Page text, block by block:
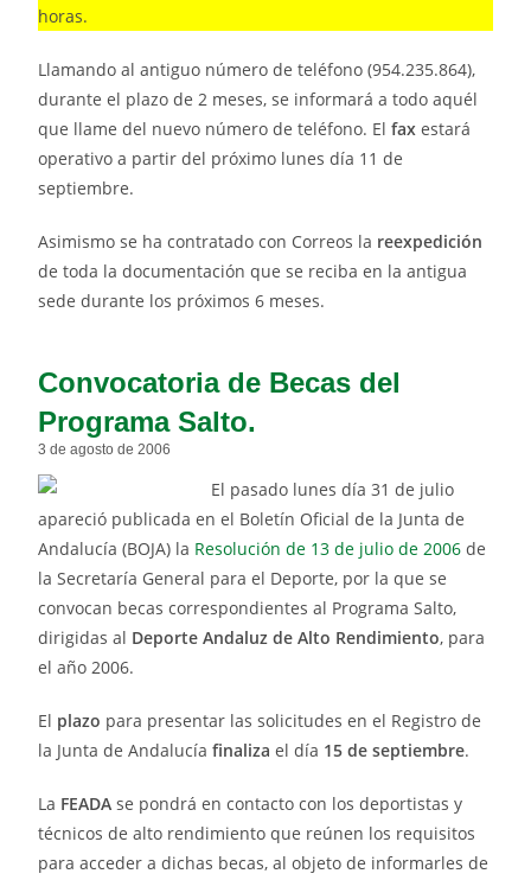
horas.
Llamando al antiguo número de teléfono (954.235.864),
durante el plazo de 2 meses, se informará a todo aquél
que llame del nuevo número de teléfono. Elfax estará
operativo a partir del próximo lunes día 11 de
septiembre.
Asimismo se ha contratado con Correos la reexpedición
de toda la documentación que se reciba en la antigua
sede durante los próximos 6 meses.
Convocatoria de Becas del
Programa Salto.
3 de agosto de 2006
El pasado lunes día 31 de julio
apareció publicada en el Boletín Oficial de la Junta de
Andalucía (BOJA) la Resolución de 13 de julio de 2006 de
la Secretaría General para el Deporte, por la que se
convocan becas correspondientes al Programa Salto,
dirigidas al Deporte Andaluz de Alto Rendimiento, para
el año 2006.
El plazo para presentar las solicitudes en el Registro de
la Junta de Andalucíafinaliza el día 15 de septiembre.
La FEADA se pondrá en contacto con los deportistas y
técnicos de alto rendimiento que reúnen los requisitos
para acceder a dichas becas, al objeto de informarles de